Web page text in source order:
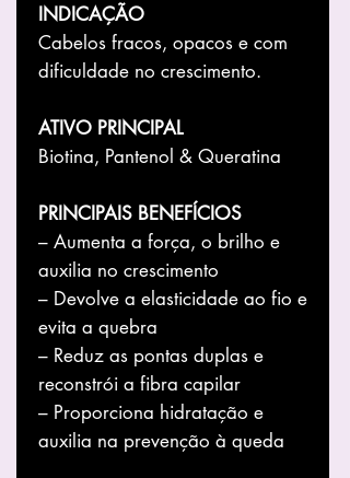
INDICAÇÃO
Cabelos fracos, opacos e com
dificuldade no crescimento.
ATIVO PRINCIPAL
Biotina, Pantenol & Queratina
PRINCIPAIS BENEFÍCIOS
– Aumenta a força, o brilho e
auxilia no crescimento
– Devolve a elasticidade ao fio e
evita a quebra
– Reduz as pontas duplas e
reconstrói a fibra capilar
– Proporciona hidratação e
auxilia na prevenção à queda